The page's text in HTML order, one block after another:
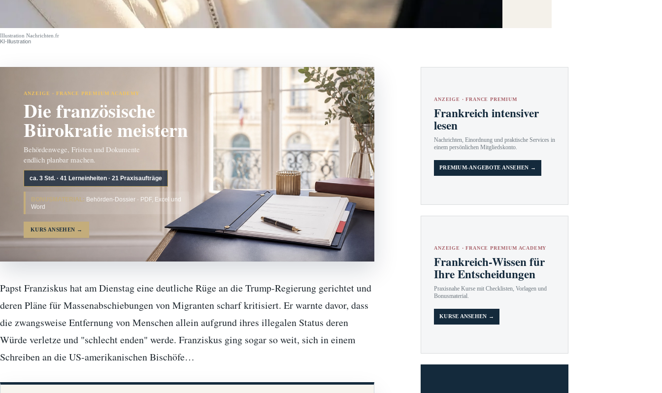
Illustration Nachrichten.fr
KI-Illustration
ANZEIGE · FRANCE PREMIUM ACADEMY
Die französische
Bürokratie meistern
Behördenwege, Fristen und Dokumente
endlich planbar machen.
ca. 3 Std. · 41 Lerneinheiten · 21 Praxisaufträge
BONUSMATERIAL: Behörden-Dossier · PDF, Excel und
Word
KURS ANSEHEN →
Papst Franziskus hat am Dienstag eine deutliche Rüge an die Trump-Regierung gerichtet und
deren Pläne für Massenabschiebungen von Migranten scharf kritisiert. Er warnte davor, dass
die zwangsweise Entfernung von Menschen allein aufgrund ihres illegalen Status deren
Würde verletze und "schlecht enden" werde. Franziskus ging sogar so weit, sich in einem
Schreiben an die US-amerikanischen Bischöfe…
ANZEIGE · FRANCE PREMIUM
Frankreich intensiver
lesen
Nachrichten, Einordnung und praktische Services in
einem persönlichen Mitgliedskonto.
PREMIUM-ANGEBOTE ANSEHEN →
ANZEIGE · FRANCE PREMIUM ACADEMY
Frankreich-Wissen für
Ihre Entscheidungen
Praxisnahe Kurse mit Checklisten, Vorlagen und
Bonusmaterial.
KURSE ANSEHEN →